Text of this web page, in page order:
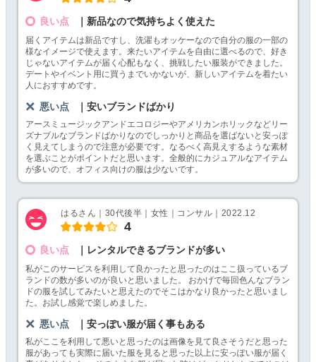
良い点 ｜新品なので気持ちよく使えた
届くアイテムは新品ですし、洗濯もオッケーなので自分の服の一部の
様なイメージで使えます。来たいアイテムを自由に選べるので、好き
じゃないアイテムが届く心配もなく、挑戦したい服装ができました。
デートやイベント用に買うまでいかないが、新しいアイテムを着たい
人におすすめです。
悪い点 ｜安いブランドばかり
アースミュージックアンドエコロジーやアメリカンホリックなどリー
ズナブルなブランドばかりなのでしっかりと商品を選ばないと安っぽ
く見えてしまうので注意が必要です。なるべく高見えするような素材
を選ぶことがポイントだと思います。全般的にカジュアルなアイテム
が多いので、オフィス向けの服は少ないです。
はるさん｜30代後半｜女性｜コンサル｜2022.12
4
良い点 ｜レンタルできるブランドが多い
私がこのサービスを利用して良かったと思ったのはここ扱っているブ
ランドの数が多いのが良いと思いました。 おかげで毎回色んなブラン
ドの服を試してみたいと思えたのでそこはかなり良かったと思いまし
た。お試し感覚で楽しめました。
悪い点 ｜安っぽい服が届く事もある
私がここを利用して悪いと思ったのは画像を見て良さそうだと思った
服があっても実際に届いた服を見ると思った以上に安っぽい服が届く